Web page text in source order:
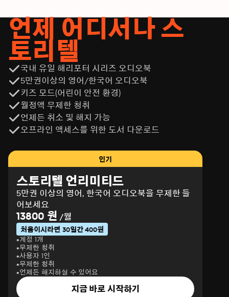
언제 어디서나 스
토리텔
국내 유일 해리포터 시리즈 오디오북
5만권이상의 영어/한국어 오디오북
키즈 모드(어린이 안전 환경)
월정액 무제한 청취
언제든 취소 및 해지 가능
오프라인 액세스를 위한 도서 다운로드
인기
스토리텔 언리미티드
5만권 이상의 영어, 한국어 오디오북을 무제한 들
어보세요
13800 원 /월
처음이시라면 30일간 400원
계정 1개
무제한 청취
사용자 1인
무제한 청취
언제든 해지하실 수 있어요
지금 바로 시작하기